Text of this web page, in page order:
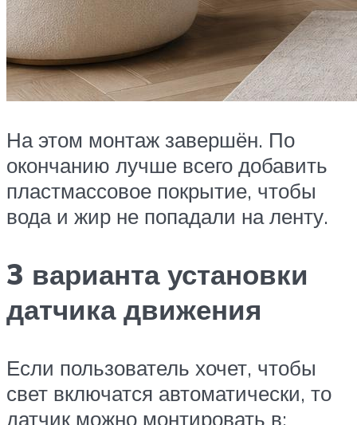
На этом монтаж завершён. По
окончанию лучше всего добавить
пластмассовое покрытие, чтобы
вода и жир не попадали на ленту.
3 варианта установки
датчика движения
Если пользователь хочет, чтобы
свет включатся автоматически, то
датчик можно монтировать в: